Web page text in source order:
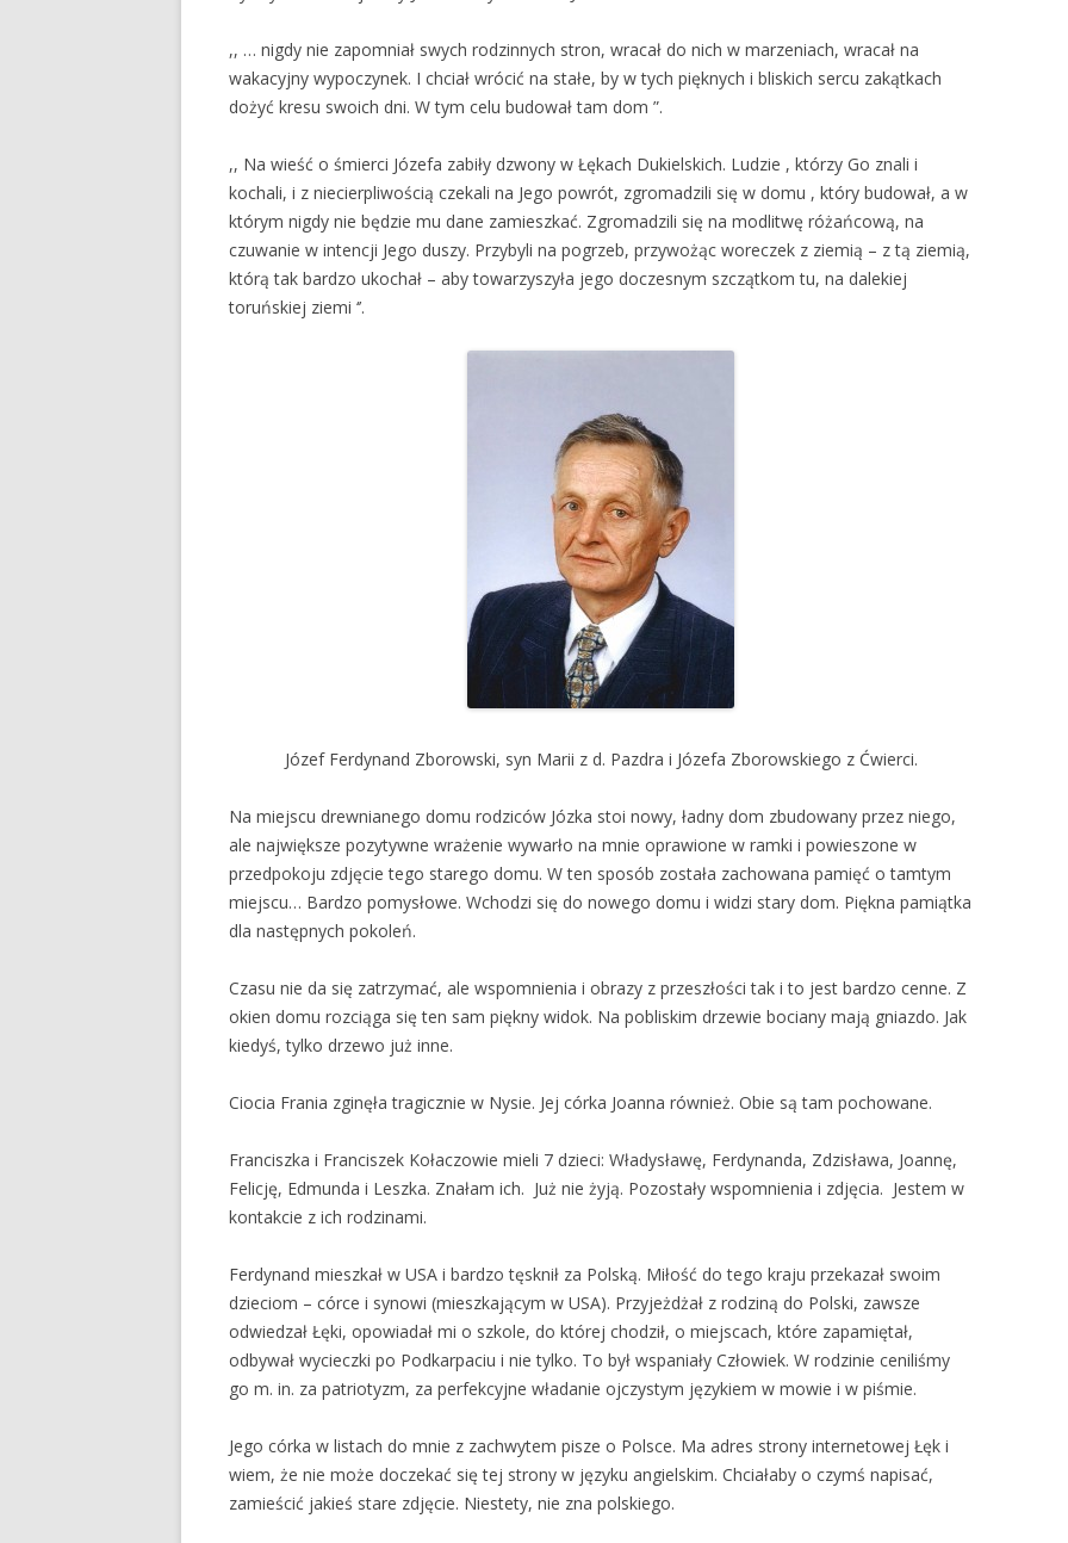
,, … nigdy nie zapomniał swych rodzinnych stron, wracał do nich w marzeniach, wracał na
wakacyjny wypoczynek. I chciał wrócić na stałe, by w tych pięknych i bliskich sercu zakątkach
dożyć kresu swoich dni. W tym celu budował tam dom ”.
,, Na wieść o śmierci Józefa zabiły dzwony w Łękach Dukielskich. Ludzie , którzy Go znali i
kochali, i z niecierpliwością czekali na Jego powrót, zgromadzili się w domu , który budował, a w
którym nigdy nie będzie mu dane zamieszkać. Zgromadzili się na modlitwę różańcową, na
czuwanie w intencji Jego duszy. Przybyli na pogrzeb, przywożąc woreczek z ziemią – z tą ziemią,
którą tak bardzo ukochał – aby towarzyszyła jego doczesnym szczątkom tu, na dalekiej
toruńskiej ziemi ‘’.
Józef Ferdynand Zborowski, syn Marii z d. Pazdra i Józefa Zborowskiego z Ćwierci.
Na miejscu drewnianego domu rodziców Józka stoi nowy, ładny dom zbudowany przez niego,
ale największe pozytywne wrażenie wywarło na mnie oprawione w ramki i powieszone w
przedpokoju zdjęcie tego starego domu. W ten sposób została zachowana pamięć o tamtym
miejscu… Bardzo pomysłowe. Wchodzi się do nowego domu i widzi stary dom. Piękna pamiątka
dla następnych pokoleń.
Czasu nie da się zatrzymać, ale wspomnienia i obrazy z przeszłości tak i to jest bardzo cenne. Z
okien domu rozciąga się ten sam piękny widok. Na pobliskim drzewie bociany mają gniazdo. Jak
kiedyś, tylko drzewo już inne.
Ciocia Frania zginęła tragicznie w Nysie. Jej córka Joanna również. Obie są tam pochowane.
Franciszka i Franciszek Kołaczowie mieli 7 dzieci: Władysławę, Ferdynanda, Zdzisława, Joannę,
Felicję, Edmunda i Leszka. Znałam ich. Już nie żyją. Pozostały wspomnienia i zdjęcia. Jestem w
kontakcie z ich rodzinami.
Ferdynand mieszkał w USA i bardzo tęsknił za Polską. Miłość do tego kraju przekazał swoim
dzieciom – córce i synowi (mieszkającym w USA). Przyjeżdżał z rodziną do Polski, zawsze
odwiedzał Łęki, opowiadał mi o szkole, do której chodził, o miejscach, które zapamiętał,
odbywał wycieczki po Podkarpaciu i nie tylko. To był wspaniały Człowiek. W rodzinie ceniliśmy
go m. in. za patriotyzm, za perfekcyjne władanie ojczystym językiem w mowie i w piśmie.
Jego córka w listach do mnie z zachwytem pisze o Polsce. Ma adres strony internetowej Łęk i
wiem, że nie może doczekać się tej strony w języku angielskim. Chciałaby o czymś napisać,
zamieścić jakieś stare zdjęcie. Niestety, nie zna polskiego.